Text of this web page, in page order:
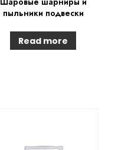
пыльники подвески
Read more